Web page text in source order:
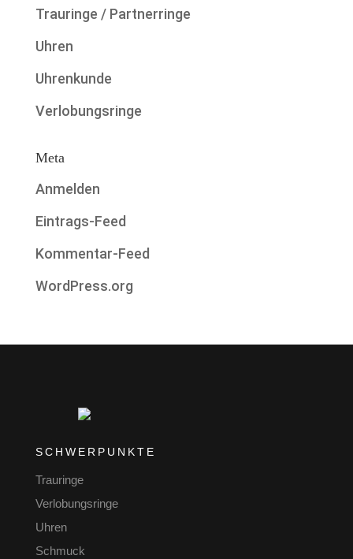
Trauringe / Partnerringe
Uhren
Uhrenkunde
Verlobungsringe
Meta
Anmelden
Eintrags-Feed
Kommentar-Feed
WordPress.org
SCHWERPUNKTE
Trauringe
Verlobungsringe
Uhren
Schmuck